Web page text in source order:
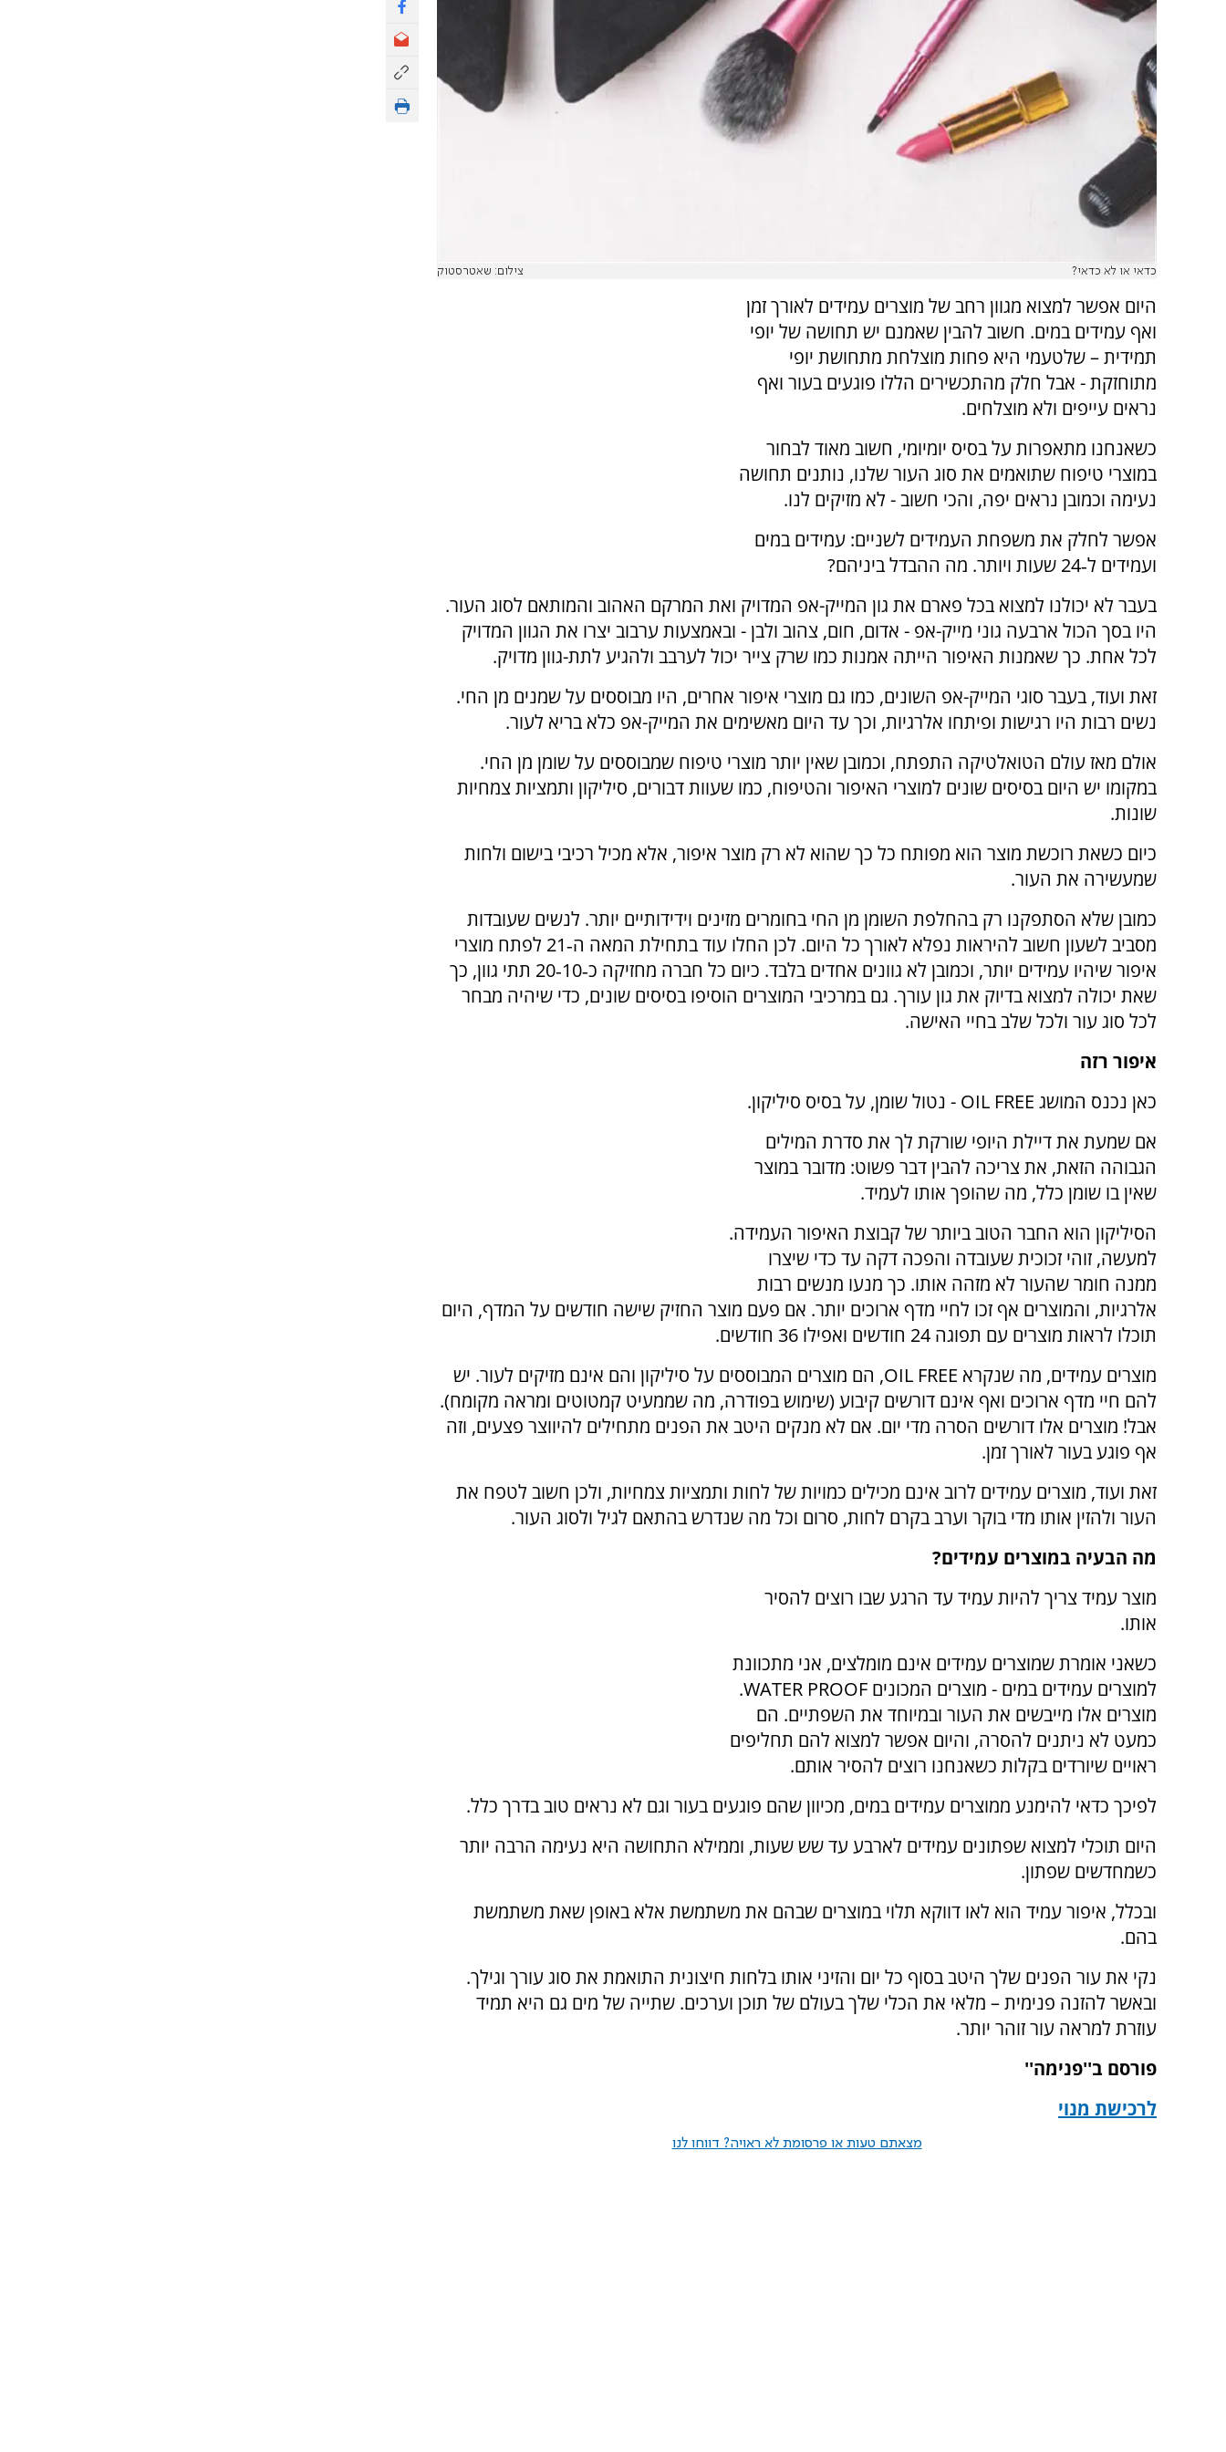
כדאי או לא כדאי? צילום: שאטרסטוק
היום אפשר למצוא מגוון רחב של מוצרים עמידים לאורך זמן
ואף עמידים במים. חשוב להבין שאמנם יש תחושה של יופי
תמידית – שלטעמי היא פחות מוצלחת מתחושת יופי
מתוחזקת - אבל חלק מהתכשירים הללו פוגעים בעור ואף
נראים עייפים ולא מוצלחים.
כשאנחנו מתאפרות על בסיס יומיומי, חשוב מאוד לבחור
במוצרי טיפוח שתואמים את סוג העור שלנו, נותנים תחושה
נעימה וכמובן נראים יפה, והכי חשוב - לא מזיקים לנו.
אפשר לחלק את משפחת העמידים לשניים: עמידים במים
ועמידים ל‑24 שעות ויותר. מה ההבדל ביניהם?
בעבר לא יכולנו למצוא בכל פארם את גון המייק-אפ המדויק ואת המרקם האהוב והמותאם לסוג העור.
היו בסך הכול ארבעה גוני מייק-אפ - אדום, חום, צהוב ולבן - ובאמצעות ערבוב יצרו את הגוון המדויק
לכל אחת. כך שאמנות האיפור הייתה אמנות כמו שרק צייר יכול לערבב ולהגיע לתת-גוון מדויק.
זאת ועוד, בעבר סוגי המייק-אפ השונים, כמו גם מוצרי איפור אחרים, היו מבוססים על שמנים מן החי.
נשים רבות היו רגישות ופיתחו אלרגיות, וכך עד היום מאשימים את המייק-אפ כלא בריא לעור.
אולם מאז עולם הטואלטיקה התפתח, וכמובן שאין יותר מוצרי טיפוח שמבוססים על שומן מן החי.
במקומו יש היום בסיסים שונים למוצרי האיפור והטיפוח, כמו שעוות דבורים, סיליקון ותמציות צמחיות
שונות.
כיום כשאת רוכשת מוצר הוא מפותח כל כך שהוא לא רק מוצר איפור, אלא מכיל רכיבי בישום ולחות
שמעשירה את העור.
כמובן שלא הסתפקנו רק בהחלפת השומן מן החי בחומרים מזינים וידידותיים יותר. לנשים שעובדות
מסביב לשעון חשוב להיראות נפלא לאורך כל היום. לכן החלו עוד בתחילת המאה ה‑21 לפתח מוצרי
איפור שיהיו עמידים יותר, וכמובן לא גוונים אחדים בלבד. כיום כל חברה מחזיקה כ‑10‑20 תתי גוון, כך
שאת יכולה למצוא בדיוק את גון עורך. גם במרכיבי המוצרים הוסיפו בסיסים שונים, כדי שיהיה מבחר
לכל סוג עור ולכל שלב בחיי האישה.
איפור רזה
כאן נכנס המושג OIL FREE - נטול שומן, על בסיס סיליקון.
אם שמעת את דיילת היופי שורקת לך את סדרת המילים
הגבוהה הזאת, את צריכה להבין דבר פשוט: מדובר במוצר
שאין בו שומן כלל, מה שהופך אותו לעמיד.
הסיליקון הוא החבר הטוב ביותר של קבוצת האיפור העמידה.
למעשה, זוהי זכוכית שעובדה והפכה דקה עד כדי שיצרו
ממנה חומר שהעור לא מזהה אותו. כך מנעו מנשים רבות
אלרגיות, והמוצרים אף זכו לחיי מדף ארוכים יותר. אם פעם מוצר החזיק שישה חודשים על המדף, היום
תוכלו לראות מוצרים עם תפוגה 24 חודשים ואפילו 36 חודשים.
מוצרים עמידים, מה שנקרא OIL FREE, הם מוצרים המבוססים על סיליקון והם אינם מזיקים לעור. יש
להם חיי מדף ארוכים ואף אינם דורשים קיבוע (שימוש בפודרה, מה שממעיט קמטוטים ומראה מקומח).
אבל! מוצרים אלו דורשים הסרה מדי יום. אם לא מנקים היטב את הפנים מתחילים להיווצר פצעים, וזה
אף פוגע בעור לאורך זמן.
זאת ועוד, מוצרים עמידים לרוב אינם מכילים כמויות של לחות ותמציות צמחיות, ולכן חשוב לטפח את
העור ולהזין אותו מדי בוקר וערב בקרם לחות, סרום וכל מה שנדרש בהתאם לגיל ולסוג העור.
מה הבעיה במוצרים עמידים?
מוצר עמיד צריך להיות עמיד עד הרגע שבו רוצים להסיר
אותו.
כשאני אומרת שמוצרים עמידים אינם מומלצים, אני מתכוונת
למוצרים עמידים במים - מוצרים המכונים WATER PROOF
.
מוצרים אלו מייבשים את העור ובמיוחד את השפתיים. הם
כמעט לא ניתנים להסרה, והיום אפשר למצוא להם תחליפים
ראויים שיורדים בקלות כשאנחנו רוצים להסיר אותם.
לפיכך כדאי להימנע ממוצרים עמידים במים, מכיוון שהם פוגעים בעור וגם לא נראים טוב בדרך כלל.
היום תוכלי למצוא שפתונים עמידים לארבע עד שש שעות, וממילא התחושה היא נעימה הרבה יותר
כשמחדשים שפתון.
ובכלל, איפור עמיד הוא לאו דווקא תלוי במוצרים שבהם את משתמשת אלא באופן שאת משתמשת
בהם.
נקי את עור הפנים שלך היטב בסוף כל יום והזיני אותו בלחות חיצונית התואמת את סוג עורך וגילך.
ובאשר להזנה פנימית – מלאי את הכלי שלך בעולם של תוכן וערכים. שתייה של מים גם היא תמיד
עוזרת למראה עור זוהר יותר.
פורסם ב''פנימה''
לרכישת מנוי
מצאתם טעות או פרסומת לא ראויה? דווחו לנו